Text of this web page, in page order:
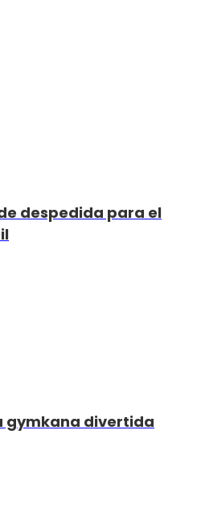
despedida para el
gymkana divertida